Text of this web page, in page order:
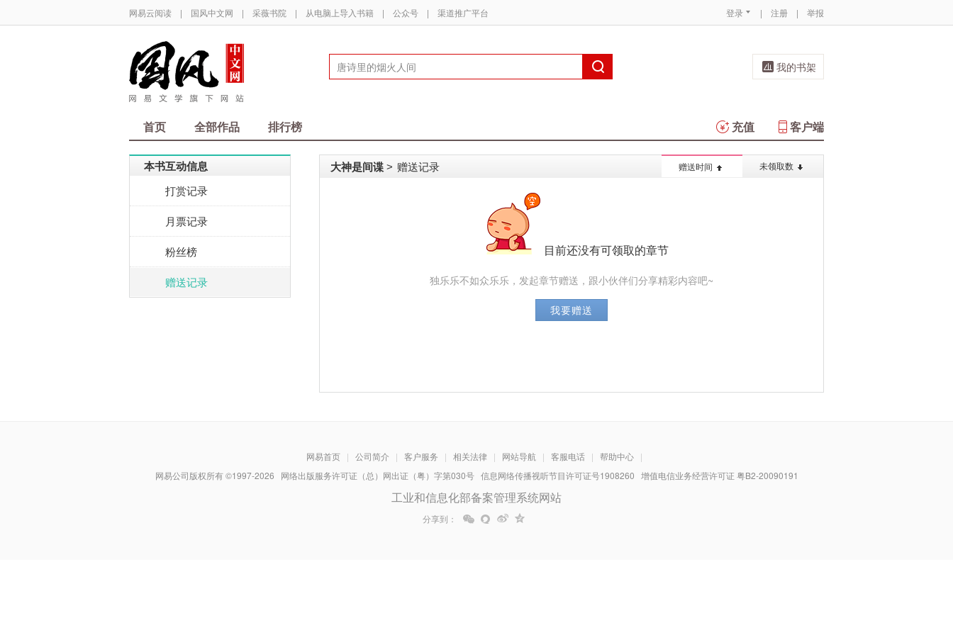
网易云阅读 | 国风中文网 | 采薇书院 | 从电脑上导入书籍 | 公众号 | 渠道推广平台 登录 | 注册 | 举报
我的书架
首页 全部作品 排行榜 客户端
充值
本书互动信息
打赏记录
月票记录
粉丝榜
赠送记录
赠送时间 未领取数
大神是间谍 > 赠送记录
目前还没有可领取的章节
独乐乐不如众乐乐，发起章节赠送，跟小伙伴们分享精彩内容吧~
我要赠送
网易首页 | 公司简介 | 客户服务 | 相关法律 | 网站导航 | 客服电话 | 帮助中心 |
网易公司版权所有 ©1997-2026 网络出版服务许可证（总）网出证（粤）字第030号 信息网络传播视听节目许可证号1908260 增值电信业务经营许可证 粤B2-20090191
工业和信息化部备案管理系统网站
分享到：